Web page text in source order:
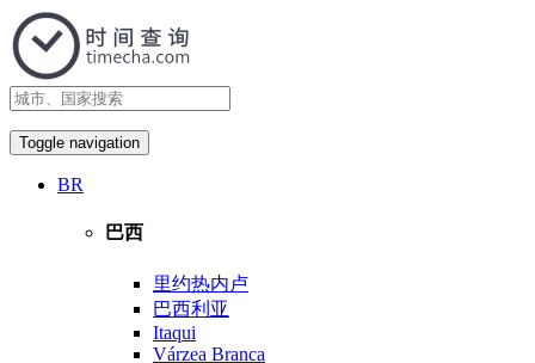
Toggle navigation
BR
巴西
里约热内卢
巴西利亚
Itaqui
Várzea Branca